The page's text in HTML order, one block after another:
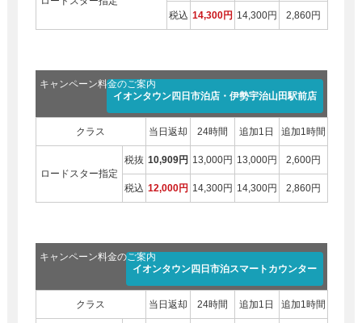
税込 14,300円 14,300円 2,860円
キャンペーン料金のご案内
イオンタウン四日市泊店・伊勢宇治山田駅前店
クラス 当日返却 24時間 追加1日 追加1時間
ロードスター指定
税抜 10,909円 13,000円 13,000円 2,600円
税込 12,000円 14,300円 14,300円 2,860円
キャンペーン料金のご案内
イオンタウン四日市泊スマートカウンター
クラス 当日返却 24時間 追加1日 追加1時間